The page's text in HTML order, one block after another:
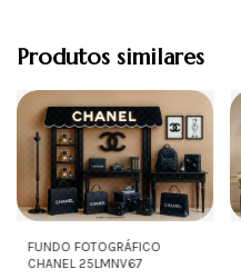
Produtos similares
FUNDO FOTOGRÁFICO
CHANEL 25LMNV67